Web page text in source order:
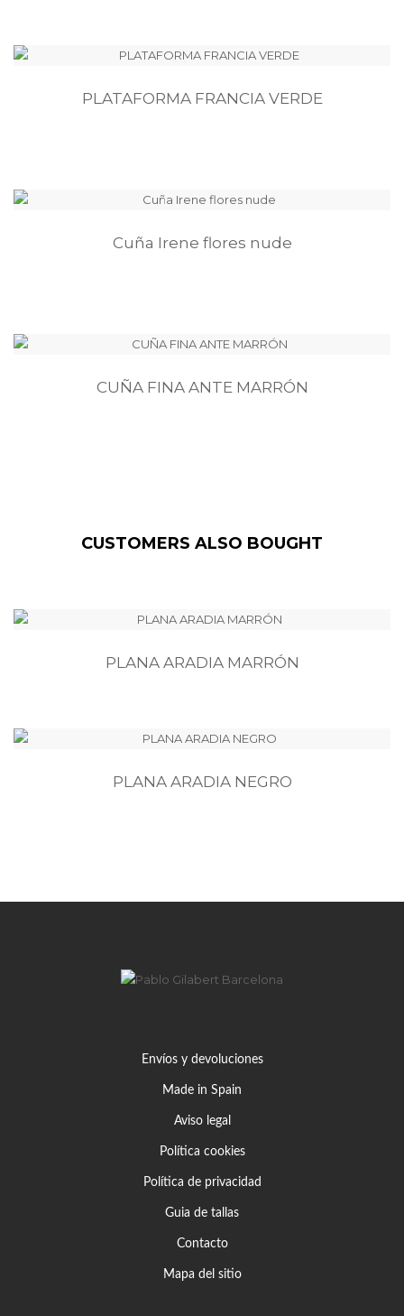
PLATAFORMA FRANCIA VERDE
Cuña Irene flores nude
CUÑA FINA ANTE MARRÓN
CUSTOMERS ALSO BOUGHT
PLANA ARADIA MARRÓN
PLANA ARADIA NEGRO
Envíos y devoluciones
Made in Spain
Aviso legal
Política cookies
Política de privacidad
Guia de tallas
Contacto
Mapa del sitio